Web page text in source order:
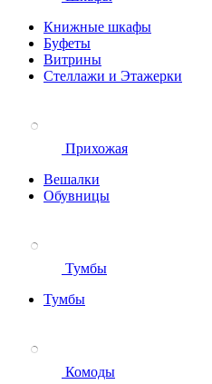
Книжные шкафы
Буфеты
Витрины
Стеллажи и Этажерки
Прихожая
Вешалки
Обувницы
Тумбы
Тумбы
Комоды